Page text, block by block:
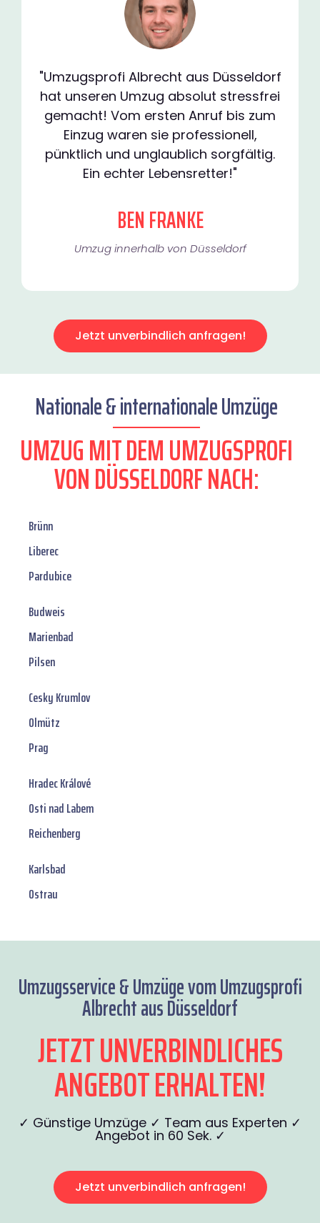
"Umzugsprofi Albrecht aus Düsseldorf
hat unseren Umzug absolut stressfrei
gemacht! Vom ersten Anruf bis zum
Einzug waren sie professionell,
pünktlich und unglaublich sorgfältig.
Ein echter Lebensretter!"
BEN FRANKE
Umzug innerhalb von Düsseldorf​
Jetzt unverbindlich anfragen!
Nationale & internationale Umzüge
UMZUG MIT DEM UMZUGSPROFI
VON DÜSSELDORF NACH:
Brünn
Liberec
Pardubice
Budweis
Marienbad
Pilsen
Cesky Krumlov
Olmütz
Prag
Hradec Králové
Osti nad Labem
Reichenberg
Karlsbad
Ostrau
Umzugsservice & Umzüge vom Umzugsprofi
Albrecht aus Düsseldorf
JETZT UNVERBINDLICHES
ANGEBOT ERHALTEN!
✓ Günstige Umzüge ✓ Team aus Experten ✓
Angebot in 60 Sek. ✓
Jetzt unverbindlich anfragen!